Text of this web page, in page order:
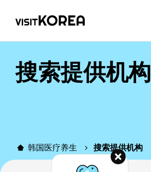
搜索提供机构
韩国医疗养生 搜索提供机构